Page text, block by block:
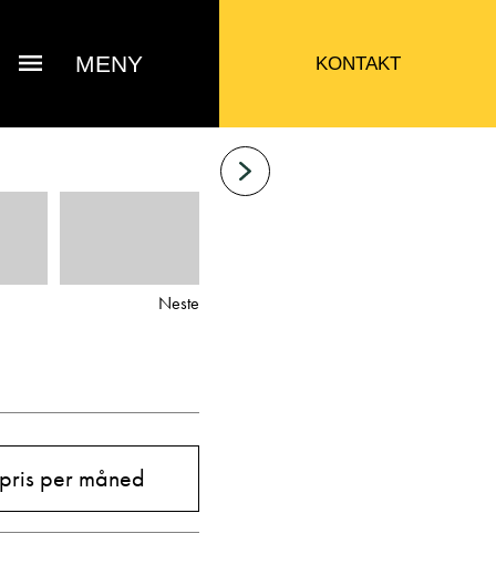
MENY KONTAKT
Jacob Sausjord
Selger
Neste
per måned